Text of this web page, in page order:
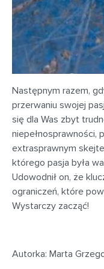
Następnym razem,
przerwaniu swojej
się dla Was zbyt
niepełnosprawności,
extrasprawnym
którego pasja była
Udowodnił on, że
ograniczeń, które
Wystarczy zacząć!
Autorka: Marta